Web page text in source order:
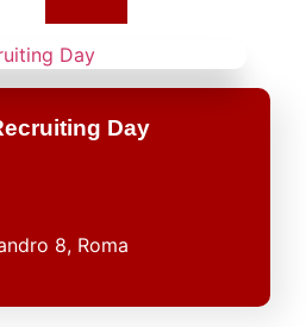
Day
8, Roma